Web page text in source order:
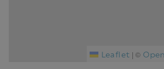
Leaflet | ©